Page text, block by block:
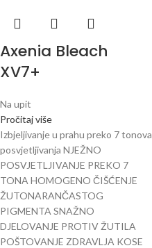
Axenia Bleach
XV7+
Na upit
Pročitaj više
Izbjeljivanje u prahu preko 7 tonova
posvjetljivanja NJEŽNO
POSVJETLJIVANJE PREKO 7
TONA HOMOGENO ČIŠĆENJE
ŽUTONARANČASTOG
PIGMENTA SNAŽNO
DJELOVANJE PROTIV ŽUTILA
POŠTOVANJE ZDRAVLJA KOSE